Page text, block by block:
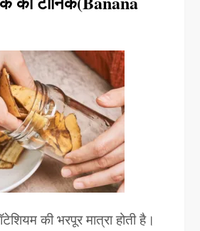
की भरपूर मात्रा होती है।